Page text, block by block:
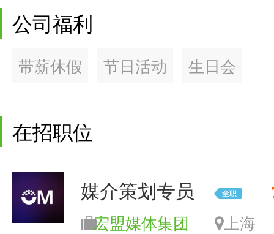
公司福利
带薪休假 节日活动 生日会
在招职位
媒介策划专员
宏盟媒体集团
上